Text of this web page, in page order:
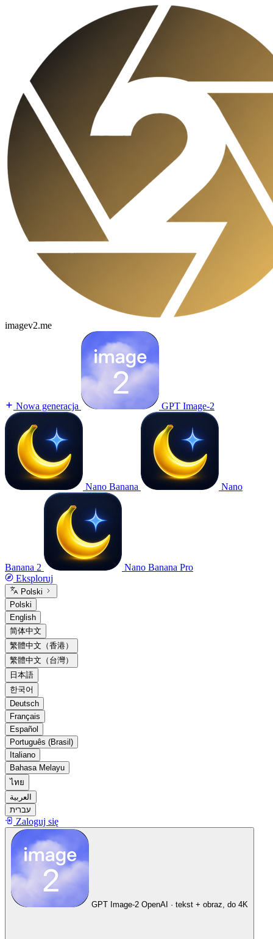
imagev2.me
Nowa generacja GPT Image-2
Nano Banana Nano
Banana 2
Nano Banana Pro
Eksploruj
Polski
Polski
English
简体中文
繁體中文（香港）
繁體中文（台灣）
日本語
한국어
Deutsch
Français
Español
Português (Brasil)
Italiano
Bahasa Melayu
ไทย
العربية
עברית
Zaloguj się
GPT Image-2 OpenAI · tekst + obraz, do 4K